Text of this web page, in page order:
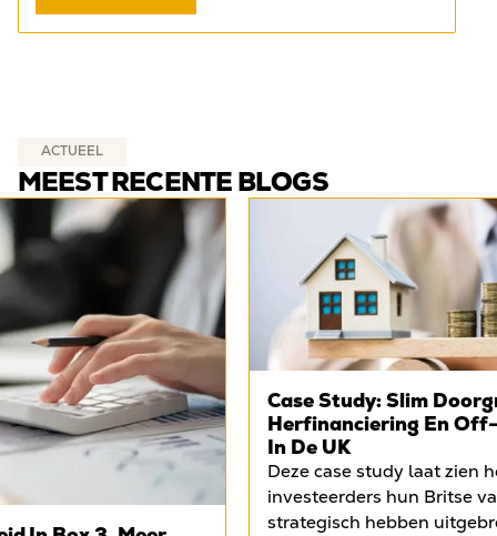
ACTUEEL
MEEST RECENTE BLOGS
Case Study: Slim
Herfinanciering En
In De UK
Deze case study laat zien
investeerders hun Britse
strategisch hebben